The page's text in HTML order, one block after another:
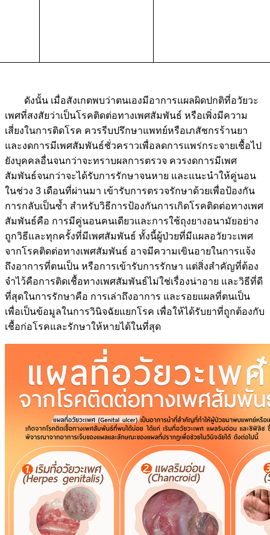
ดังนั้น เมื่อสังเกตพบว่าตนเองมีอาการแผลผิดปกติที่อวัยวะ
เพศที่สงสัยว่าเป็นโรคติดต่อทางเพศสัมพันธ์ หรือเพิ่งมีความ
เสี่ยงในการติดโรค ควรรีบปรึกษาแพทย์หรือเภสัชกรร้านยา
และงดการมีเพศสัมพันธ์ชั่วคราวเพื่อลดการแพร่กระจายเชื้อไป
ยังบุคคลอื่นจนกว่าจะทราบผลการตรวจ ควรงดการมีเพศ
สัมพันธ์จนกว่าจะได้รับการรักษาจนหาย และแนะนำให้คู่นอน
ในช่วง 3 เดือนที่ผ่านมา เข้ารับการตรวจรักษาด้วยเพื่อป้องกัน
การกลับเป็นซ้ำ สำหรับวิธีการป้องกันการเกิดโรคติดต่อทางเพศ
สัมพันธ์คือ การมีคู่นอนคนเดียวและการใช้ถุงยางอนามัยอย่าง
ถูกวิธีและทุกครั้งที่มีเพศสัมพันธ์ ทั้งนี้ผู้ป่วยที่มีแผลอวัยวะเพศ
จากโรคติดต่อทางเพศสัมพันธ์ อาจมีความเขินอายในการแจ้ง
ถึงอาการที่ตนเป็น หรือการเข้ารับการรักษา แต่สิ่งสำคัญที่ต้อง
จำไว้คือการติดเชื้อทางเพศสัมพันธ์ไม่ใช่เรื่องน่าอาย และวิธีที่ดี
ที่สุดในการรักษาคือ การเล่าถึงอาการ และรอยแผลที่ตนเป็น
เพื่อเป็นข้อมูลในการวินิจฉัยแยกโรค เพื่อให้ได้รับยาที่ถูกต้องกับ
เชื้อก่อโรคและรักษาให้หายได้ในที่สุด